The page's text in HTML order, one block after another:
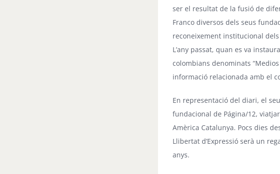
ser el resultat de la fusió de
Franco diversos dels seus
reconeixement institucional dels
L’any passat, quan es va
colombians denominats
informació relacionada amb el
En representació del diari, el
fundacional de Página/12,
Amèrica Catalunya. Pocs dies
Llibertat d’Expressió serà un
anys.